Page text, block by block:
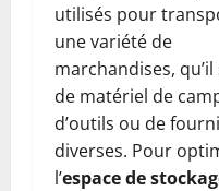
utilisés pour
une variété de
marchandises, qu’il
de matériel de
d’outils ou de
diverses. Pour
l’espace de